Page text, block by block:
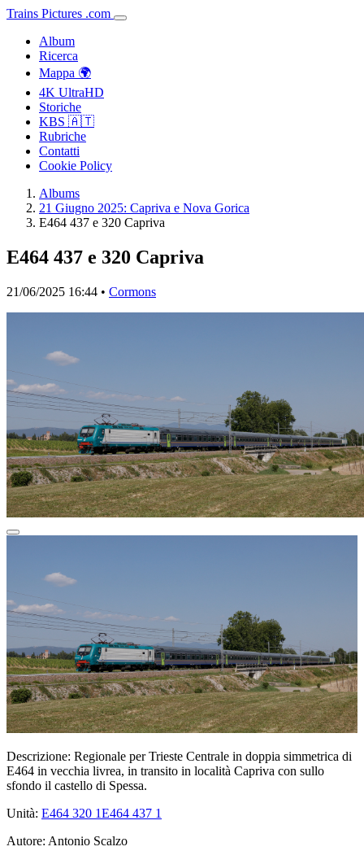
Trains Pictures .com
Album
Ricerca
Mappa 🌍
4K UltraHD
Storiche
KBS 🇦🇹
Rubriche
Contatti
Cookie Policy
Albums
21 Giugno 2025: Capriva e Nova Gorica
E464 437 e 320 Capriva
E464 437 e 320 Capriva
21/06/2025 16:44 • Cormons
Descrizione: Regionale per Trieste Centrale in doppia simmetrica di
E464 in vecchia livrea, in transito in località Capriva con sullo
sfondo il castello di Spessa.
Unità: E464 320 1E464 437 1
Autore: Antonio Scalzo